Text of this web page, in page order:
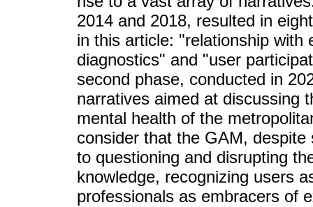
2014 and 2018, resulted in
in this article: "relationship with
diagnostics" and "user
second phase, conducted in
narratives aimed at discussing
mental health of the
consider that the GAM,
to questioning and disrupting
knowledge, recognizing users
professionals as embracers of